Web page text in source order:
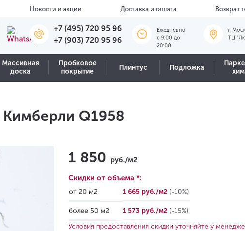
Новости и акции Доставка и оплата Возврат
+7 (495) 720 95 96
+7 (903) 720 95 96
Ежедневно
c 9:00 до
20:00
г.
ТЦ
Массивная
доска
Пробковое
покрытие
Плинтус Подложка
Q1958
1 850 руб./м2
Скидки от объема *:
от 20 м2 1 665 руб./м2 (-10%)
более 50 м2 1 573 руб./м2 (-15%)
Условия предоставления скидки уточняйте у